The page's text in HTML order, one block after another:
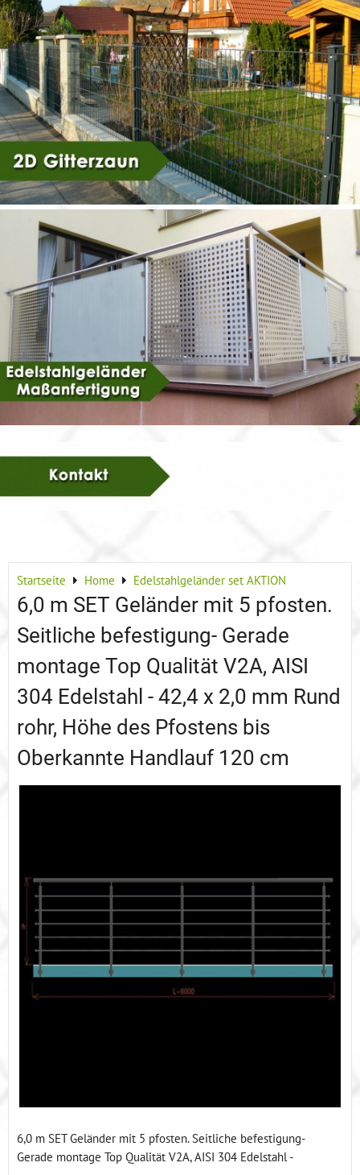
Startseite Home Edelstahlgeländer set AKTION
6,0 m SET Geländer mit 5 pfosten.
Seitliche befestigung- Gerade
montage Top Qualität V2A, AISI
304 Edelstahl - 42,4 x 2,0 mm Rund
rohr, Höhe des Pfostens bis
Oberkannte Handlauf 120 cm
6,0 m SET Geländer mit 5 pfosten. Seitliche befestigung-
Gerade montage Top Qualität V2A, AISI 304 Edelstahl -